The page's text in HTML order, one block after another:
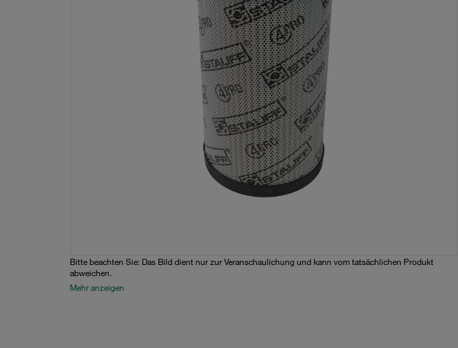
Bitte beachten Sie: Das Bild dient nur zur Veranschaulichung und kann vom tatsächlichen Produkt
abweichen.
Mehr anzeigen